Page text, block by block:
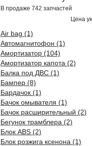
В продаже 742 запчастей
Цена
Air bag (1)
Автомагнитофон (1)
Амортизатор (104)
Амортизатор капота (2)
Балка под ДВС (1)
Бампер (8)
Бардачок (1)
Бачок омывателя (1)
Бачок расширительный (2)
Бегунок трамблера (2)
Блок ABS (2)
Блок розжига ксенона (1)